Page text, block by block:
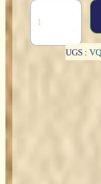
UGS :